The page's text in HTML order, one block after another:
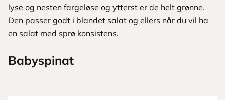
lyse og nesten fargeløse og ytterst er de helt grønne.
Den passer godt i blandet salat og ellers når du vil ha
en salat med sprø konsistens.
Babyspinat